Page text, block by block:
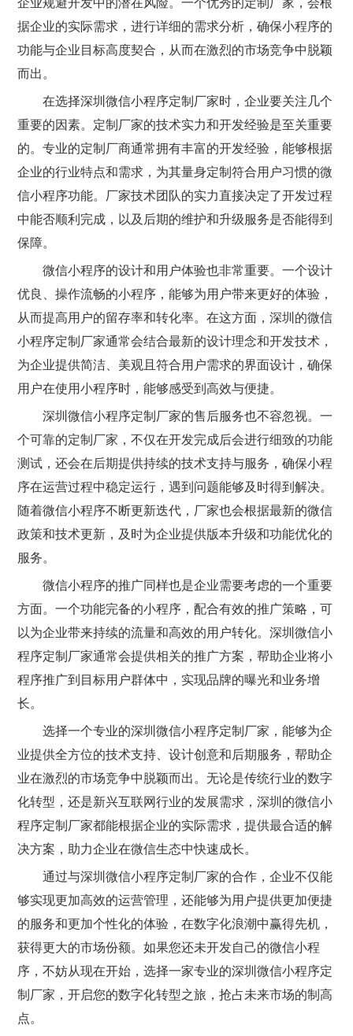
据企业的实际需求，进行详细的需求分析，确保小程序的
功能与企业目标高度契合，从而在激烈的市场竞争中脱颖
而出。
在选择深圳微信小程序定制厂家时，企业要关注几个
重要的因素。定制厂家的技术实力和开发经验是至关重要
的。专业的定制厂商通常拥有丰富的开发经验，能够根据
企业的行业特点和需求，为其量身定制符合用户习惯的微
信小程序功能。厂家技术团队的实力直接决定了开发过程
中能否顺利完成，以及后期的维护和升级服务是否能得到
保障。
微信小程序的设计和用户体验也非常重要。一个设计
优良、操作流畅的小程序，能够为用户带来更好的体验，
从而提高用户的留存率和转化率。在这方面，深圳的微信
小程序定制厂家通常会结合最新的设计理念和开发技术，
为企业提供简洁、美观且符合用户需求的界面设计，确保
用户在使用小程序时，能够感受到高效与便捷。
深圳微信小程序定制厂家的售后服务也不容忽视。一
个可靠的定制厂家，不仅在开发完成后会进行细致的功能
测试，还会在后期提供持续的技术支持与服务，确保小程
序在运营过程中稳定运行，遇到问题能够及时得到解决。
随着微信小程序不断更新迭代，厂家也会根据最新的微信
政策和技术更新，及时为企业提供版本升级和功能优化的
服务。
微信小程序的推广同样也是企业需要考虑的一个重要
方面。一个功能完备的小程序，配合有效的推广策略，可
以为企业带来持续的流量和高效的用户转化。深圳微信小
程序定制厂家通常会提供相关的推广方案，帮助企业将小
程序推广到目标用户群体中，实现品牌的曝光和业务增
长。
选择一个专业的深圳微信小程序定制厂家，能够为企
业提供全方位的技术支持、设计创意和后期服务，帮助企
业在激烈的市场竞争中脱颖而出。无论是传统行业的数字
化转型，还是新兴互联网行业的发展需求，深圳的微信小
程序定制厂家都能根据企业的实际需求，提供最合适的解
决方案，助力企业在微信生态中快速成长。
通过与深圳微信小程序定制厂家的合作，企业不仅能
够实现更加高效的运营管理，还能够为用户提供更加便捷
的服务和更加个性化的体验，在数字化浪潮中赢得先机，
获得更大的市场份额。如果您还未开发自己的微信小程
序，不妨从现在开始，选择一家专业的深圳微信小程序定
制厂家，开启您的数字化转型之旅，抢占未来市场的制高
点。